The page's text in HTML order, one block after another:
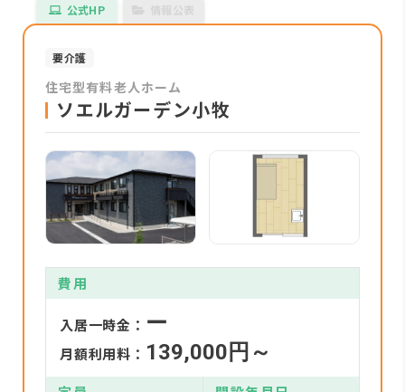
公式HP
要介護
住宅型有料老人ホーム
ソエルガーデン小牧
費用
入居一時金： ー
月額利用料： 139,000円～